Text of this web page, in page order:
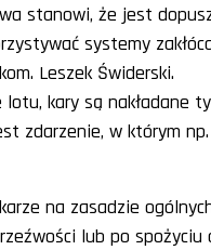
stanowi, że jest
systemy
Leszek Świderski.
kary są nakładane
zdarzenie, w którym
na zasadzie
lub po